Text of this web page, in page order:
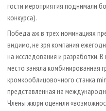
гости мероприятия поднимали
конкурса).
Победа аж в трех номинациях
видимо, не зря компания
на исследования и разработки.
место заняла комбинированная
кромкооблицовочного станка
представленная на
Члены жюри оценили